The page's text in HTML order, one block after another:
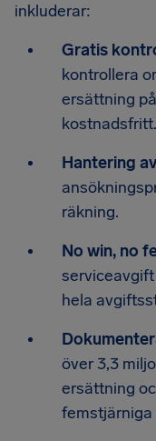
inkluderar:
Gratis
kontrollera
ersättning
kostnadsfritt.
Hantering
räkning.
No win, no
hela
över 3,3
ersättning
femstjärniga